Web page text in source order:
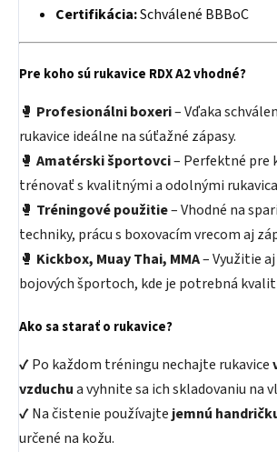
Certifikácia:Schválené BBBoC
Pre koho sú rukavice RDX A2 vhodné?
🥊 Profesionálni boxeri– Vďaka
rukavice ideálne na súťažné zápasy.
🥊 Amatérski športovci– Perfektné pre
trénovať s kvalitnými a odolnými
🥊 Tréningové použitie– Vhodné na
techniky, prácu s boxovacím vrecom aj
🥊 Kickbox, Muay Thai, MMA– Využitie
bojových športoch, kde je potrebná
Ako sa starať o rukavice?
✔ Po každom tréningu nechajte rukavice
vzduchua vyhnite sa ich skladovaniu na
✔ Na čistenie používajtejemnú
určené na kožu.